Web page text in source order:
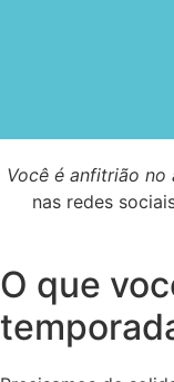
Você é anfitrião
nas redes
O que